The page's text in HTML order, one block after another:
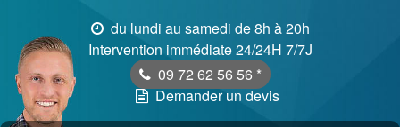
du lundi au samedi de 8h à 20h
Intervention immédiate 24/24H 7/7J
09 72 62 56 56 *
Demander un devis